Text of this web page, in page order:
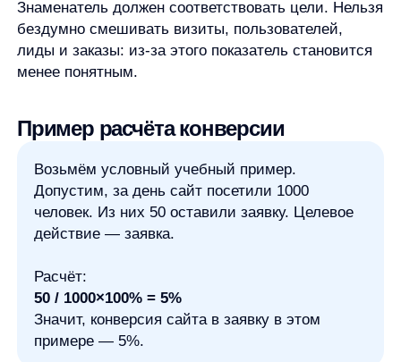
Конверсию можно считать на разных этапах.
Поэтому у неё нет одной универсальной формы.
Важно понимать, какую именно цель
вы анализируете.
Микроконверсия
добавление товара в корзину, клик по кнопке
Макроконверсия— основное действие, ради
которого строится путь пользователя. Обычно
это покупка, заявка, регистрация, оформление
заказа или другой ключевой результат.
Рекламная конверсия
совершила нужное действие: перешла на сайт,
оставила заявку, зарегистрировалась или
купила товар.
Конверсия сайта
сайта переходят к целевым действиям: